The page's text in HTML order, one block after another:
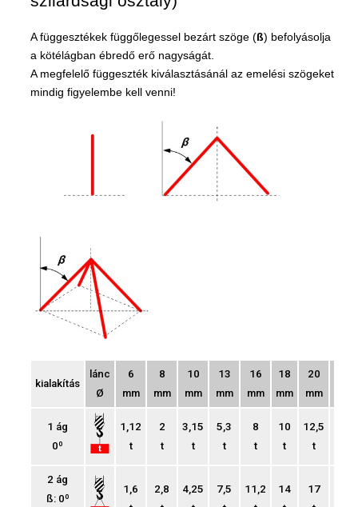
A függesztékek függőlegessel bezárt szöge (ß) befolyásolja
a kötélágban ébredő erő nagyságát.
A megfelelő függeszték kiválasztásánál az emelési szögeket
mindig figyelembe kell venni!
kialakítás
lánc
Ø
6
mm
8
mm
10
mm
13
mm
16
mm
18
mm
20
mm
1 ág
0º
1,12
t
2
t
3,15
t
5,3
t
8
t
10
t
12,5
t
2 ág
ß: 0º
1,6
2,8
4,25
7,5
11,2
14
17